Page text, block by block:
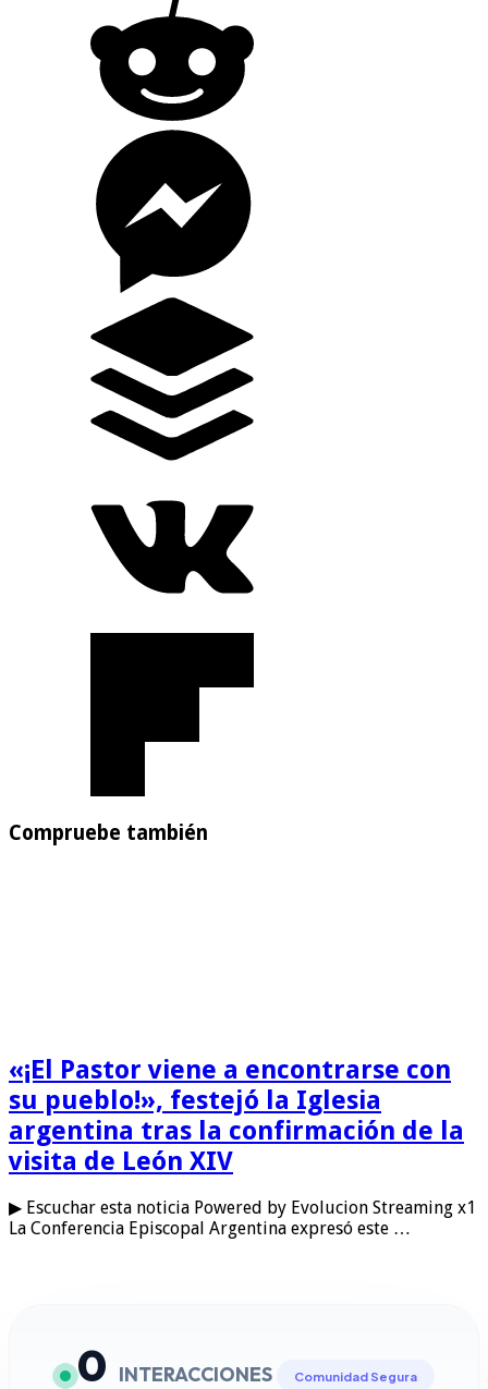
Compruebe también
«¡El Pastor viene a encontrarse con
su pueblo!», festejó la Iglesia
argentina tras la confirmación de la
visita de León XIV
▶ Escuchar esta noticia Powered by Evolucion Streaming x1
La Conferencia Episcopal Argentina expresó este …
0 INTERACCIONES Comunidad Segura